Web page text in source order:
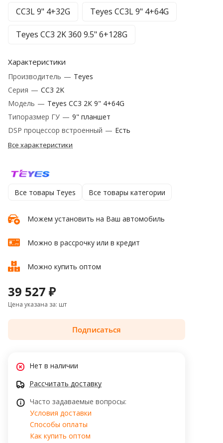
CC3L 9" 4+32G Teyes CC3L 9" 4+64G
Teyes CC3 2K 360 9.5" 6+128G
Характеристики
Производитель — Teyes
Серия — CC3 2K
Модель — Teyes CC3 2К 9" 4+64G
Типоразмер ГУ — 9" планшет
DSP процессор встроенный — Есть
Все характеристики
Все товары Teyes Все товары категории
Можем установить на Ваш автомобиль
Можно в рассрочку или в кредит
Можно купить оптом
39 527 ₽
Цена указана за: шт
Подписаться
Нет в наличии
Рассчитать доставку
Часто задаваемые вопросы:
Условия доставки
Способы оплаты
Как купить оптом